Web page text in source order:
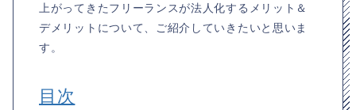
上がってきたフリーランスが法人化するメリット＆
デメリットについて、ご紹介していきたいと思いま
す。
目次